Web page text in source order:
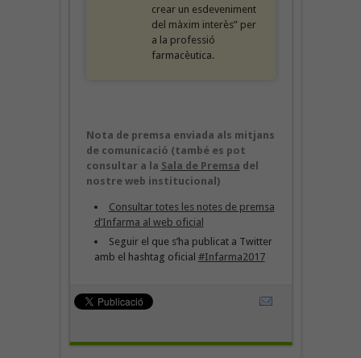
crear un esdeveniment
del màxim interès” per
a la professió
farmacèutica.
Nota de premsa enviada als mitjans
de comunicació (també es pot
consultar a la Sala de Premsa del
nostre web institucional)
Consultar totes les notes de premsa
d’Infarma al web oficial
Seguir el que s’ha publicat a Twitter
amb el hashtag oficial #Infarma2017